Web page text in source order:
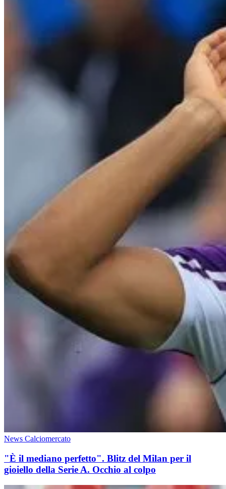
News Calciomercato
"È il mediano perfetto". Blitz del Milan per il
gioiello della Serie A. Occhio al colpo